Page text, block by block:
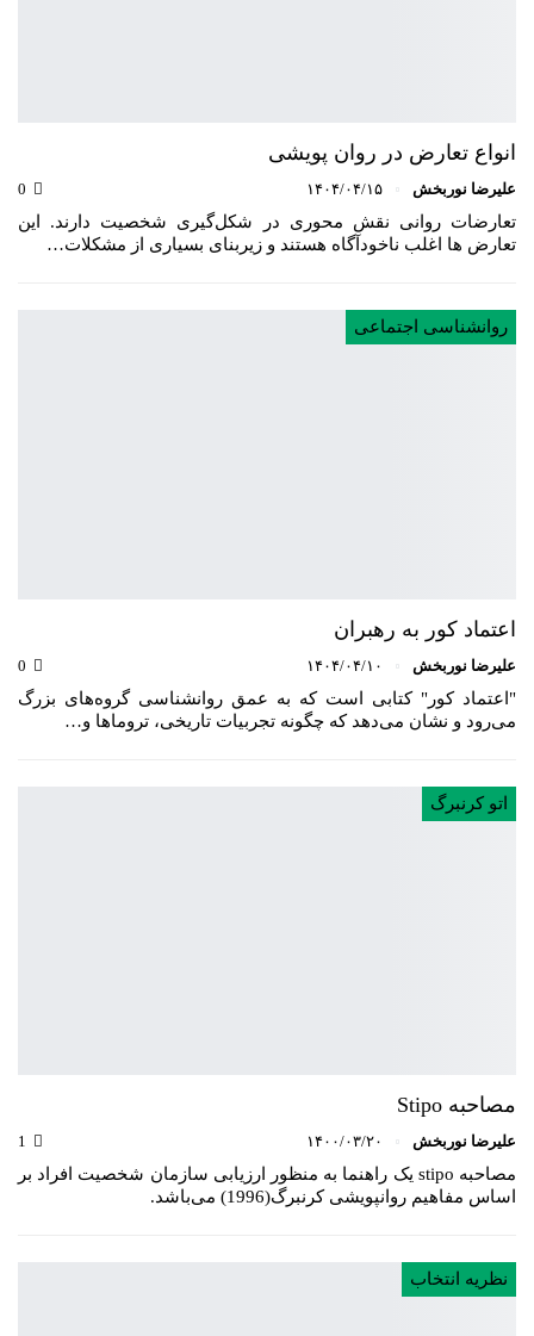
انواع تعارض در روان پویشی
علیرضا نوربخش ۱۴۰۴/۰۴/۱۵
تعارضات روانی نقش محوری در شکل‌گیری شخصیت دارند. این
تعارض ها اغلب ناخودآگاه هستند و زیربنای بسیاری از مشکلات…
روانشناسی اجتماعی
اعتماد کور به رهبران
علیرضا نوربخش ۱۴۰۴/۰۴/۱۰
"اعتماد کور" کتابی است که به عمق روانشناسی گروه‌های بزرگ
می‌رود و نشان می‌دهد که چگونه تجربیات تاریخی، تروماها و…
اتو کرنبرگ
مصاحبه Stipo
علیرضا نوربخش ۱۴۰۰/۰۳/۲۰
مصاحبه stipo یک راهنما به منظور ارزیابی سازمان شخصیت افراد بر
اساس مفاهیم روانپویشی کرنبرگ(1996) می‌باشد.
نظریه انتخاب